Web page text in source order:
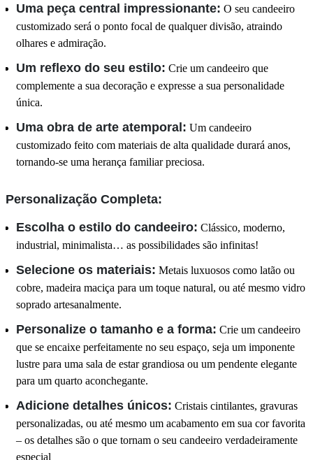
Uma peça central impressionante: O seu candeeiro
customizado será o ponto focal de qualquer divisão, atraindo
olhares e admiração.
Um reflexo do seu estilo: Crie um candeeiro que
complemente a sua decoração e expresse a sua personalidade
única.
Uma obra de arte atemporal: Um candeeiro
customizado feito com materiais de alta qualidade durará anos,
tornando-se uma herança familiar preciosa.
Personalização Completa:
Escolha o estilo do candeeiro: Clássico, moderno,
industrial, minimalista… as possibilidades são infinitas!
Selecione os materiais: Metais luxuosos como latão ou
cobre, madeira maciça para um toque natural, ou até mesmo vidro
soprado artesanalmente.
Personalize o tamanho e a forma: Crie um candeeiro
que se encaixe perfeitamente no seu espaço, seja um imponente
lustre para uma sala de estar grandiosa ou um pendente elegante
para um quarto aconchegante.
Adicione detalhes únicos: Cristais cintilantes, gravuras
personalizadas, ou até mesmo um acabamento em sua cor favorita
– os detalhes são o que tornam o seu candeeiro verdadeiramente
especial